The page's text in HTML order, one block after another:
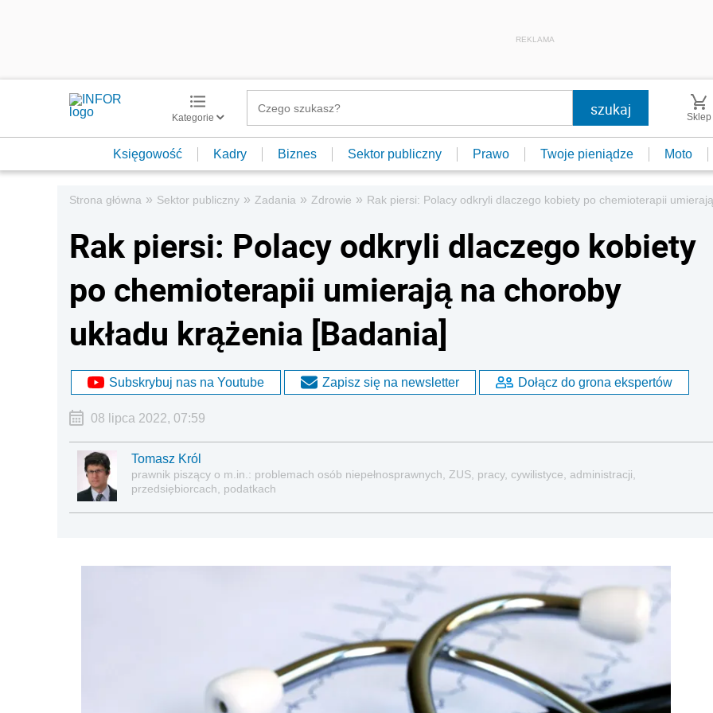
REKLAMA
Kategorie Sklep
Księgowość Kadry Biznes Sektor publiczny Prawo Twoje pieniądze Moto
Strona główna » Sektor publiczny » Zadania » Zdrowie » Rak piersi: Polacy odkryli dlaczego kobiety po chemioterapii
Rak piersi: Polacy odkryli dlaczego kobiety
po chemioterapii umierają na choroby
układu krążenia [Badania]
Subskrybuj nas na Youtube Zapisz się na newsletter Dołącz do grona ekspertów
08 lipca 2022, 07:59
Tomasz Król
prawnik piszący o m.in.: problemach osób niepełnosprawnych, ZUS, pracy, cywilistyce, administracji,
przedsiębiorcach, podatkach